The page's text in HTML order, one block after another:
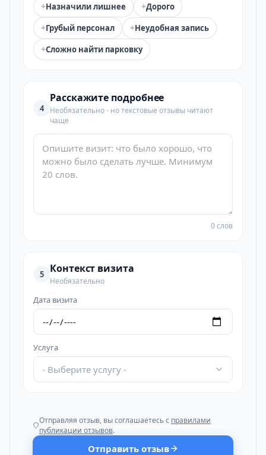
+Назначили лишнее +Дорого
+Грубый персонал +Неудобная запись
+Сложно найти парковку
4
Расскажите подробнее
Необязательно - но текстовые отзывы читают
чаще
0 слов
5 Контекст визита
Необязательно
Дата визита
Услуга
- Выберите услугу -
Отправляя отзыв, вы соглашаетесь с правилами
публикации отзывов.
Отправить отзыв